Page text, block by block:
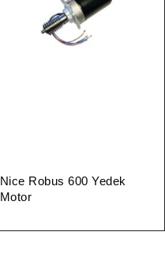
Nice Robus 600 Yedek
Motor